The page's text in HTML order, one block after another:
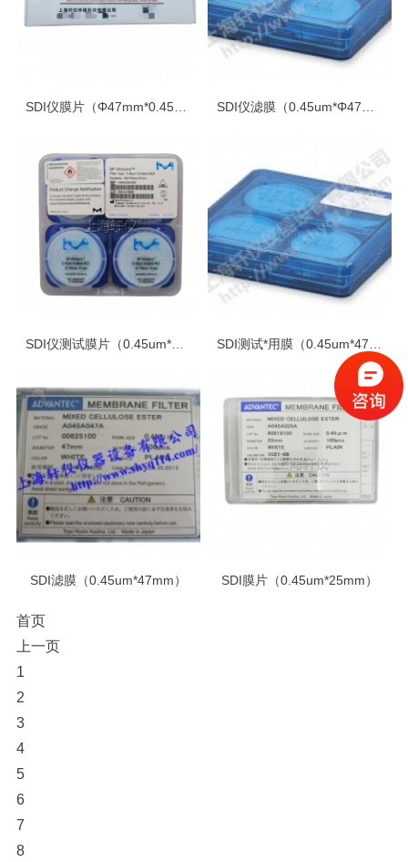
SDI仪膜片（Φ47mm*0.45um）MF04700
SDI仪测试膜片（0.45um*47mm）HAWG04700
SDI滤膜（0.45um*47mm） SDI膜片（0.45um*25mm）
首页
上一页
1
2
3
4
5
6
7
8